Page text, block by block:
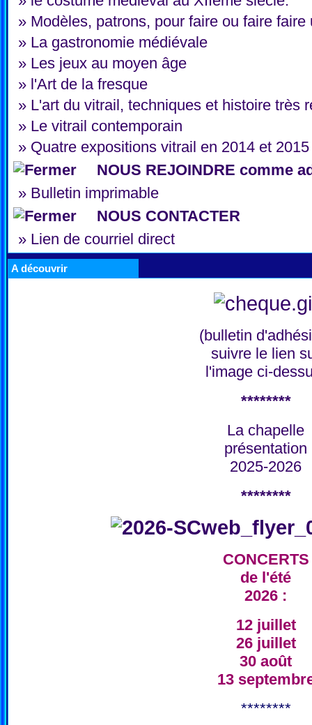
» Modèles, patrons, pour faire ou faire faire
» La gastronomie médiévale
» Les jeux au moyen âge
» l'Art de la fresque
» L'art du vitrail, techniques et histoire très
» Le vitrail contemporain
» Quatre expositions vitrail en 2014 et 2015
NOUS REJOINDRE comme
» Bulletin imprimable
NOUS CONTACTER
» Lien de courriel direct
A découvrir
(bulletin
suivre le lien
l'image ci-
********
La chapelle
présentation
2025-2026
********
CONCERTS
de l'été
2026 :
12 juillet
26 juillet
30 août
13
********